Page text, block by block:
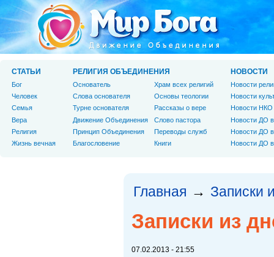
Главная → Записки
Записки из
07.02.2013 - 21:55
СТАТЬИ
Бог
Человек
Cемья
Вера
Религия
Жизнь вечная
РЕЛИГИЯ ОБЪЕДИНЕНИЯ
Основатель
Слова основателя
Турне основателя
Движение Объединения
Принцип Объединения
Благословение
Храм всех религий
Основы теологии
Рассказы о вере
Слово пастора
Переводы служб
Книги
НОВОСТИ
Новости
Новости
Новости НКО
Новости ДО
Новости ДО
Новости ДО